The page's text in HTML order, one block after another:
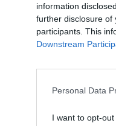
information
further disclosure of
participants. This
Downstream
Personal Data
I want to opt-
1 2